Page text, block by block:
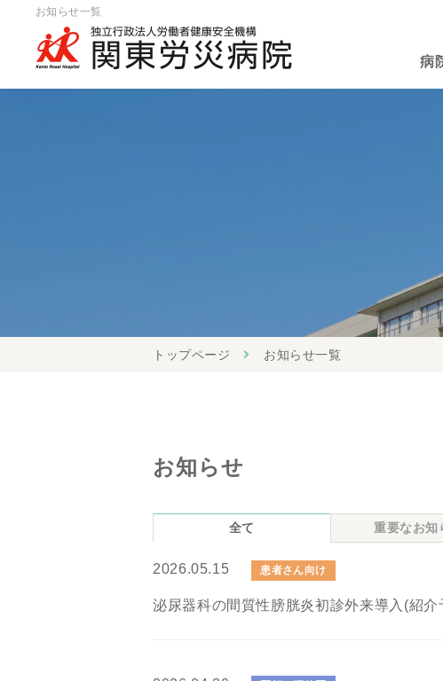
お知らせ一覧
病
トップページ お知らせ一覧
お知らせ
全て 重要なお知
2026.05.15 患者さん向け
泌尿器科の間質性膀胱炎初診外来導入(紹介